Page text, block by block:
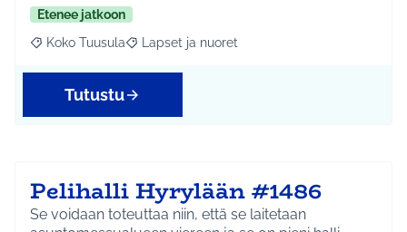
Etenee jatkoon
Rajaa tulokset aihepiirin mukaan: Koko Tuusula
Koko Tuusula Rajaa tulokset teeman mukaan: Lapset ja
Lapset ja nuoret
Tutustu
Pelihalli Hyrylään #1486
Se voidaan toteuttaa niin, että se laitetaan